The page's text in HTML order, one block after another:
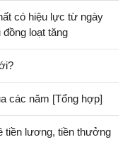
có hiệu lực từ ngày
loạt tăng
các năm [Tổng hợp]
tiền lương, tiền thưởng